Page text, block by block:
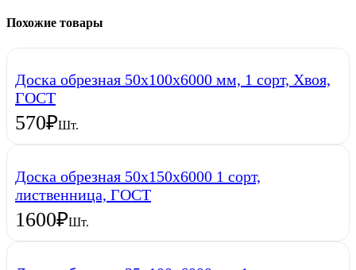
Похожие товары
Доска обрезная 50х100х6000 мм, 1 сорт, Хвоя,
ГОСТ
570₽Шт.
Доска обрезная 50х150х6000 1 сорт,
лиственница, ГОСТ
1600₽Шт.